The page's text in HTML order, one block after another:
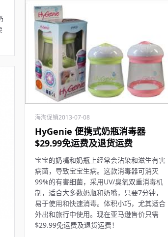
海淘促销2013-07-08
HyGenie 便携式奶瓶消毒器
$29.99免运费及退货运费
宝宝的奶嘴和奶瓶上经常会沾染和滋生有害
病菌，导致宝宝生病。这款消毒器可消灭
99%的有害细菌，采用UV/臭氧双重消毒机
制，适合大多数奶瓶和奶嘴，只要7分钟，
易于使用和快速消毒。体积小巧，尤其适合
外出和旅行中使用。现在亚马逊售价只需
$29.99免运费及退货运费！